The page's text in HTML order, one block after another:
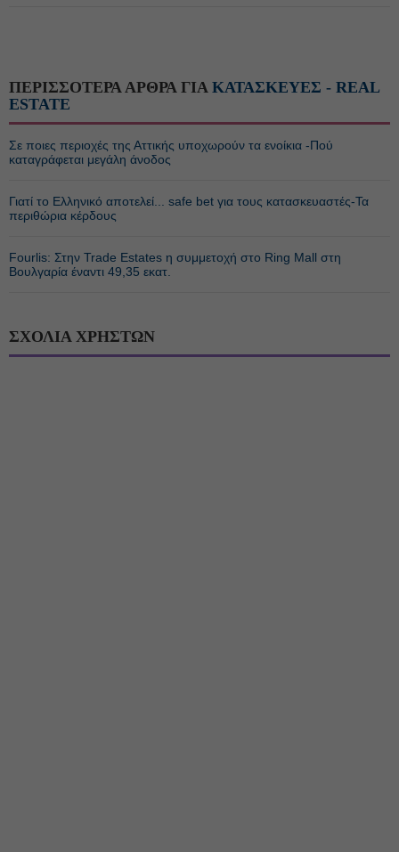
ΠΕΡΙΣΣΟΤΕΡΑ ΑΡΘΡΑ ΓΙΑ ΚΑΤΑΣΚΕΥΕΣ - REAL
ESTATE
Σε ποιες περιοχές της Αττικής υποχωρούν τα ενοίκια -Πού
καταγράφεται μεγάλη άνοδος
Γιατί το Ελληνικό αποτελεί... safe bet για τους κατασκευαστές-Τα
περιθώρια κέρδους
Fourlis: Στην Trade Estates η συμμετοχή στο Ring Mall στη
Βουλγαρία έναντι 49,35 εκατ.
ΣΧΟΛΙΑ ΧΡΗΣΤΩΝ